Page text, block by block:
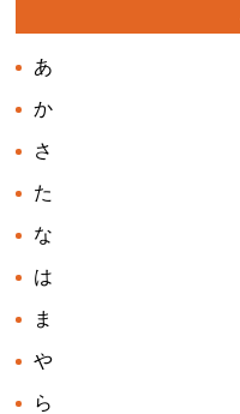
あ
か
さ
た
な
は
ま
や
ら